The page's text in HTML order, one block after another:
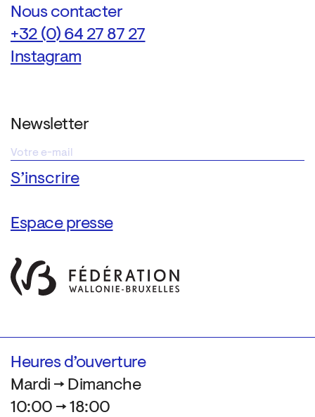
Nous contacter
+32 (0) 64 27 87 27
Instagram
Newsletter
Espace presse
Heures d’ouverture
Mardi → Dimanche
10:00 → 18:00